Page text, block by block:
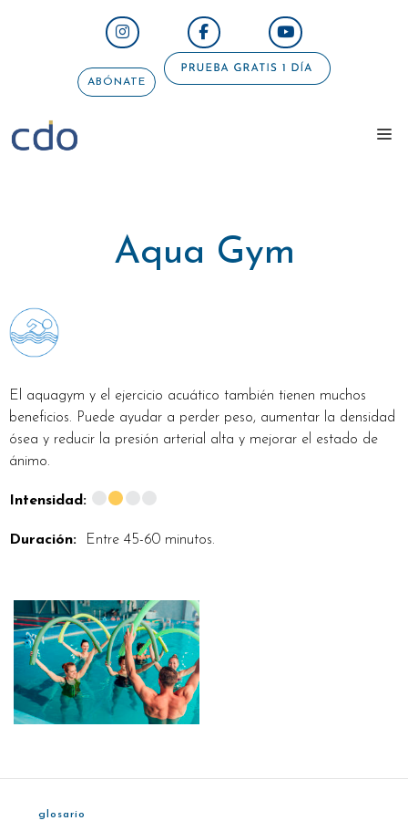
ABÓNATE
Aqua Gym
El aquagym y el ejercicio acuático también tienen muchos
beneficios. Puede ayudar a perder peso, aumentar la densidad
ósea y reducir la presión arterial alta y mejorar el estado de
ánimo.
Intensidad:
Duración: Entre 45-60 minutos.
glosario